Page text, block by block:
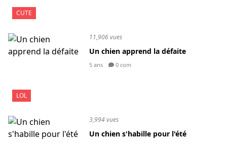
CUTE
LOL
11,906 vues
Un chien apprend la défaite
5 ans 0 com
3,994 vues
Un chien s'habille pour l'été